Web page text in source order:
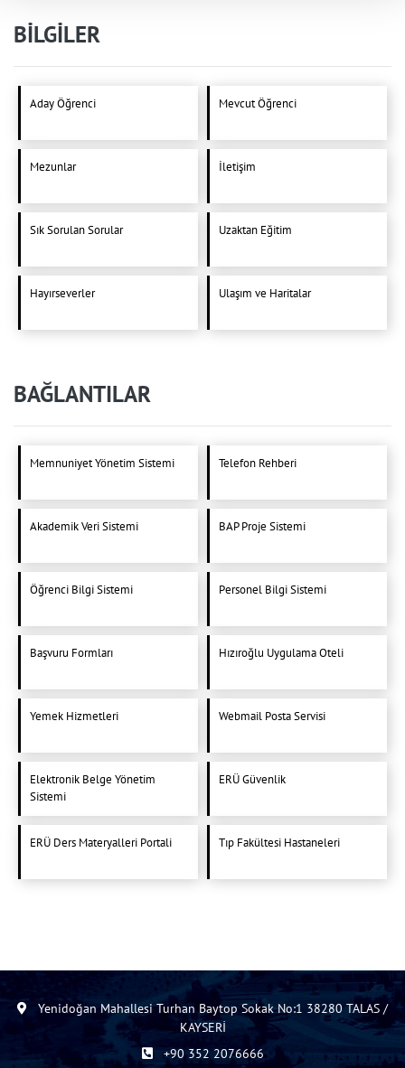
BİLGİLER
Aday Öğrenci Mevcut Öğrenci
Mezunlar İletişim
Sık Sorulan Sorular Uzaktan Eğitim
Hayırseverler Ulaşım ve Haritalar
BAĞLANTILAR
Memnuniyet Yönetim Sistemi Telefon Rehberi
Akademik Veri Sistemi BAP Proje Sistemi
Öğrenci Bilgi Sistemi Personel Bilgi Sistemi
Başvuru Formları Hızıroğlu Uygulama Oteli
Yemek Hizmetleri Webmail Posta Servisi
Elektronik Belge Yönetim
Sistemi
ERÜ Güvenlik
ERÜ Ders Materyalleri Portali Tıp Fakültesi Hastaneleri
Yenidoğan Mahallesi Turhan Baytop Sokak No:1 38280 TALAS /
KAYSERİ
+90 352 2076666